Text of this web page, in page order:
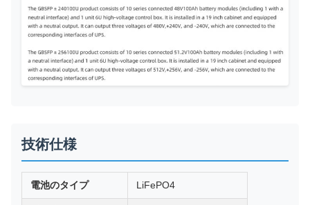
技術仕様
電池のタイプ LiFePO4